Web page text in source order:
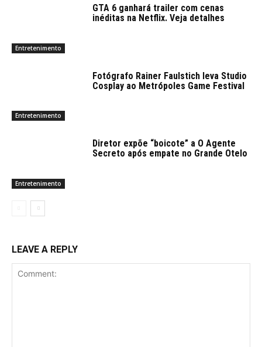
Entretenimento
GTA 6 ganhará trailer com cenas
inéditas na Netflix. Veja detalhes
Entretenimento
Fotógrafo Rainer Faulstich leva Studio
Cosplay ao Metrópoles Game Festival
Entretenimento
Diretor expõe “boicote” a O Agente
Secreto após empate no Grande Otelo
LEAVE A REPLY